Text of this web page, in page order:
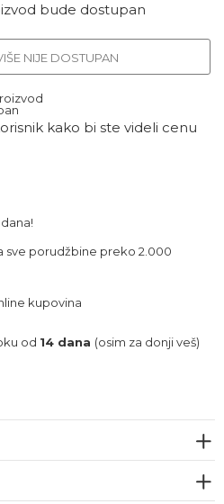
bude dostupan
NIJE DOSTUPAN
kako bi ste videli cenu
sve porudžbine preko 2.000
kupovina
od 14 dana (osim za donji veš)